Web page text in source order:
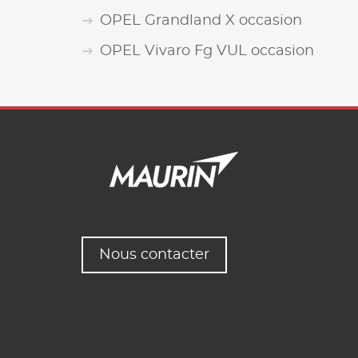
OPEL Grandland X occasion
OPEL Vivaro Fg VUL occasion
Nous contacter